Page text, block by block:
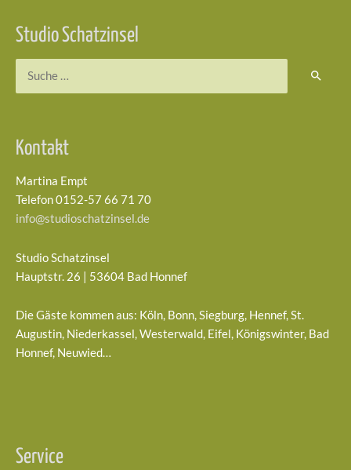
Studio Schatzinsel
Kontakt
Martina Empt
Telefon 0152-57 66 71 70
info@studioschatzinsel.de
Studio Schatzinsel
Hauptstr. 26 | 53604 Bad Honnef
Die Gäste kommen aus: Köln, Bonn, Siegburg, Hennef, St.
Augustin, Niederkassel, Westerwald, Eifel, Königswinter, Bad
Honnef, Neuwied…
Service